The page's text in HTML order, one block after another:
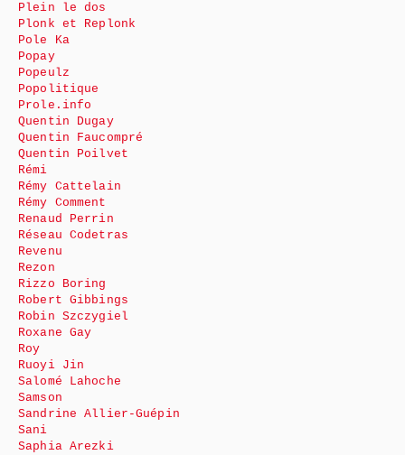
Plein le dos
Plonk et Replonk
Pole Ka
Popay
Popeulz
Popolitique
Prole.info
Quentin Dugay
Quentin Faucompré
Quentin Poilvet
Rémi
Rémy Cattelain
Rémy Comment
Renaud Perrin
Réseau Codetras
Revenu
Rezon
Rizzo Boring
Robert Gibbings
Robin Szczygiel
Roxane Gay
Roy
Ruoyi Jin
Salomé Lahoche
Samson
Sandrine Allier-Guépin
Sani
Saphia Arezki